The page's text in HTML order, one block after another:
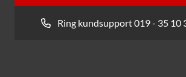
Ring kundsupport 019 - 35 10